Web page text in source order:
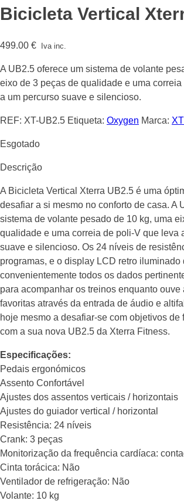
Bicicleta Vertical
499.00 € Iva inc.
A UB2.5 oferece um sistema de volante
eixo de 3 peças de qualidade e uma
a um percurso suave e silencioso.
REF: XT-UB2.5 Etiqueta: Oxygen Marca:
Esgotado
Descrição
A Bicicleta Vertical Xterra UB2.5 é uma
desafiar a si mesmo no conforto de casa. A
sistema de volante pesado de 10 kg, uma
qualidade e uma correia de poli-V que leva
suave e silencioso. Os 24 níveis de
programas, e o display LCD retro iluminado
convenientemente todos os dados
para acompanhar os treinos enquanto ouve
favoritas através da entrada de áudio e
hoje mesmo a desafiar-se com objetivos de
com a sua nova UB2.5 da Xterra Fitness.
Especificações:
Pedais ergonómicos
Assento Confortável
Ajustes dos assentos verticais / horizontais
Ajustes do guiador vertical / horizontal
Resistência: 24 níveis
Crank: 3 peças
Monitorização da frequência cardíaca:
Cinta torácica: Não
Ventilador de refrigeração: Não
Volante: 10 kg